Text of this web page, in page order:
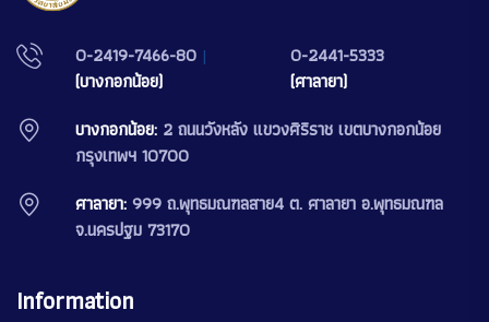
0-2419-7466-80 |
(บางกอกน้อย)
0-2441-5333
(ศาลายา)
บางกอกน้อย: 2 ถนนวังหลัง แขวงศิริราช เขตบางกอกน้อย
กรุงเทพฯ 10700
ศาลายา: 999 ถ.พุทธมณฑลสาย4 ต. ศาลายา อ.พุทธมณฑล
จ.นครปฐม 73170
Information